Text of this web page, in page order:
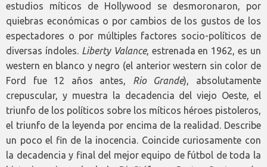
estudios míticos de Hollywood se desmoronaron, por
quiebras económicas o por cambios de los gustos de los
espectadores o por múltiples factores socio-políticos de
diversas índoles. Liberty Valance, estrenada en 1962, es un
western en blanco y negro (el anterior western sin color de
Ford fue 12 años antes, Rio Grande), absolutamente
crepuscular, y muestra la decadencia del viejo Oeste, el
triunfo de los políticos sobre los míticos héroes pistoleros,
el triunfo de la leyenda por encima de la realidad. Describe
un poco el fin de la inocencia. Coincide curiosamente con
la decadencia y final del mejor equipo de fútbol de toda la